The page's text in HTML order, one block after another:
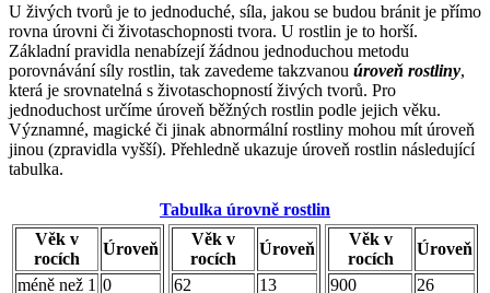
U živých tvorů je to jednoduché, síla, jakou se budou bránit je přímo
rovna úrovni či životaschopnosti tvora. U rostlin je to horší.
Základní pravidla nenabízejí žádnou jednoduchou metodu
porovnávání síly rostlin, tak zavedeme takzvanou úroveň rostliny,
která je srovnatelná s životaschopností živých tvorů. Pro
jednoduchost určíme úroveň běžných rostlin podle jejich věku.
Významné, magické či jinak abnormální rostliny mohou mít úroveň
jinou (zpravidla vyšší). Přehledně ukazuje úroveň rostlin následující
tabulka.
Tabulka úrovně rostlin
Věk v
rocích
Úroveň
méně než 1 0
Věk v
rocích
Úroveň
62
13
Věk v
rocích
Úroveň
900
26